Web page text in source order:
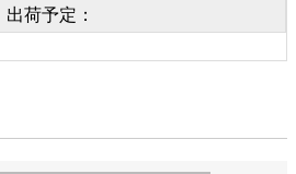
出荷予定：